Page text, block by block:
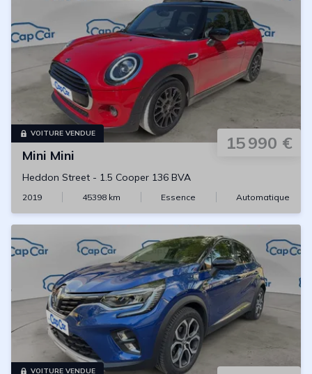
VOITURE VENDUE 15 990 €
Mini Mini
Heddon Street - 1.5 Cooper 136 BVA
2019 45398 km Essence Automatique
VOITURE VENDUE